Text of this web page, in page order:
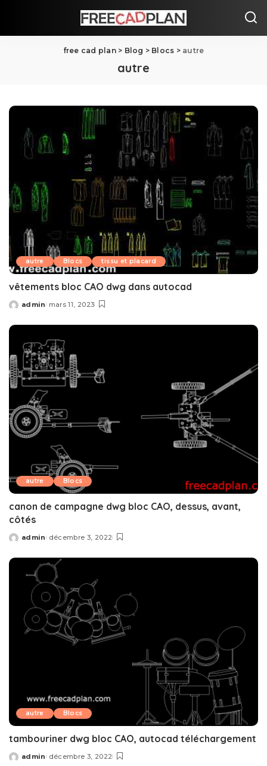
free cad plan> Blog > Blocs > autre
autre
autre Blocs tissu et placard
vêtements bloc CAO dwg dans autocad
Posted
admin mars 11, 2023
autre Blocs
canon de campagne dwg bloc CAO, dessus, avant,
côtés
Posted
admin décembre 3, 2022
autre Blocs
tambouriner dwg bloc CAO, autocad téléchargement
Posted
admin décembre 3, 2022